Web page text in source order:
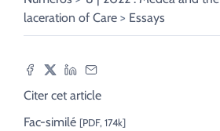
laceration of Care
Essays
Citer cet article
Fac-similé [PDF, 174k]